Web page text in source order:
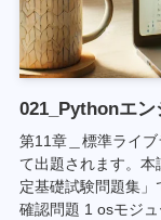
021_Pythonエン
第11章＿標準ライ
て出題されます。
定基礎試験問題集」
確認問題 1 osモジ